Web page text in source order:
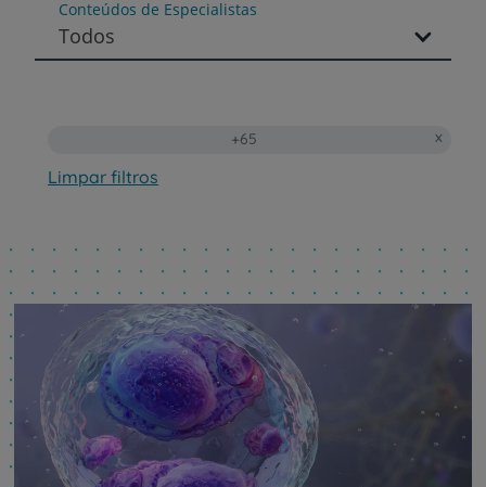
Conteúdos de Especialistas
Todos
+65
Limpar filtros